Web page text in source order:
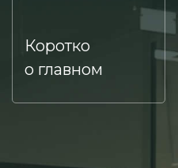
Коротко
о главном